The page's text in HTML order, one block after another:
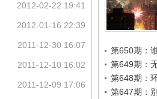
第650期：
第649期：
第648期：
第647期：
2012-02-22 19:41
2012-01-16 22:39
2011-12-30 16:07
2011-12-10 16:02
2011-12-09 17:06